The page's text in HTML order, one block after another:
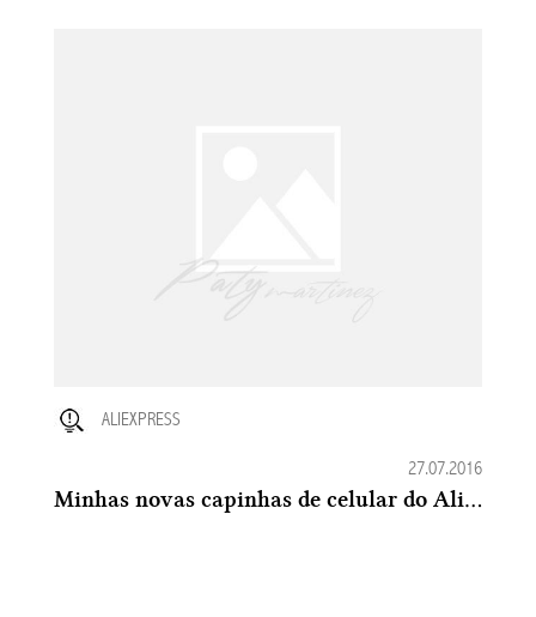
ALIEXPRESS
27.07.2016
Minhas novas capinhas de celular do Aliexpress: lindas e baratinhas